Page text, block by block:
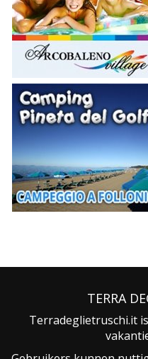
TERRA
Terradeglietruschi.it